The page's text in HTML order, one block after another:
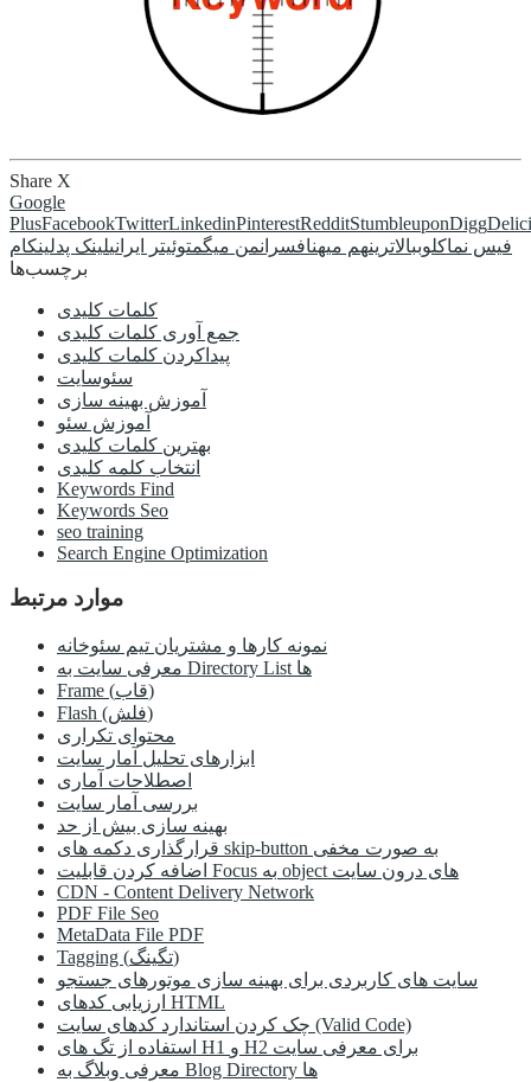
Share X
Google
PlusFacebookTwitterLinkedinPinterestRedditStumbleuponDigg
فیس نماکلوببالاترینهم میهنافسرانمن میگمتوئیتر ایرانیلینک پدلینکام
برچسب‌ها
کلمات کلیدی
جمع آوری کلمات کلیدی
پیداکردن کلمات کلیدی
سئوسایت
آموزش بهینه سازی
آموزش سئو
بهترین کلمات کلیدی
انتخاب کلمه کلیدی
Keywords Find
Keywords Seo
seo training
Search Engine Optimization
موارد مرتبط
نمونه کارها و مشتریان تیم سئوخانه
معرفی سایت به Directory List ها
Frame (قاب)
Flash (فلش)
محتوای تکراری
ابزارهای تحلیل آمار سایت
اصطلاحات آماری
بررسی آمار سایت
بهینه سازی بیش از حد
قرارگذاری دکمه های skip-button به صورت مخفی
اضافه کردن قابلیت Focus به object های درون سایت
CDN - Content Delivery Network
PDF File Seo
MetaData File PDF
Tagging (تگینگ)
سایت های کاربردی برای بهینه سازی موتورهای جستجو
ارزیابی کدهای HTML
چک کردن استاندارد کدهای سایت (Valid Code)
استفاده از تگ های H1 و H2 برای معرفی سایت
معرفی وبلاگ به Blog Directory ها